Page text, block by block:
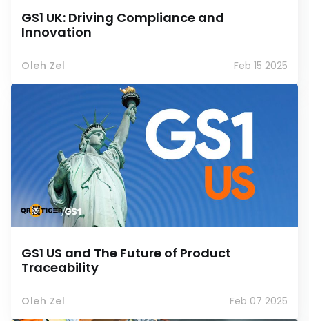
GS1 UK: Driving Compliance and
Innovation
Oleh Zel Feb 15 2025
GS1 US and The Future of Product
Traceability
Oleh Zel Feb 07 2025